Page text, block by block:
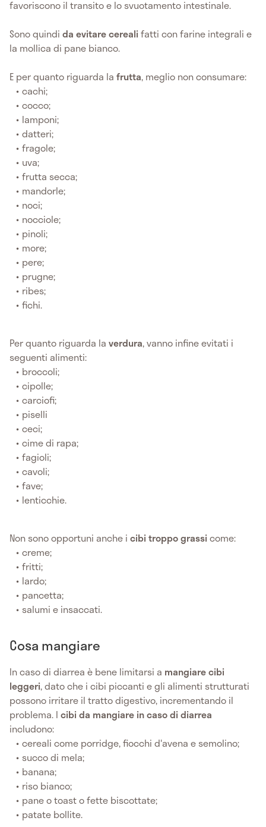
favoriscono il transito e lo svuotamento intestinale.
Sono quindi da evitarecerealifatti con farine integrali e
la mollica di pane bianco.
E per quanto riguarda la frutta, meglio non consumare:
cachi;
cocco;
lamponi;
datteri;
fragole;
uva;
frutta secca;
mandorle;
noci;
nocciole;
pinoli;
more;
pere;
prugne;
ribes;
fichi.
Per quanto riguarda la verdura, vanno infine evitati i
seguenti alimenti:
broccoli;
cipolle;
carciofi;
piselli
ceci;
cime di rapa;
fagioli;
cavoli;
fave;
lenticchie.
Non sono opportuni anche i cibi troppo grassicome:
creme;
fritti;
lardo;
pancetta;
salumi e insaccati.
Cosa mangiare
In caso di diarrea è bene limitarsi a mangiare cibi
leggeri, dato che i cibi piccanti e gli alimenti strutturati
possono irritare il tratto digestivo, incrementando il
problema. I cibi da mangiare in caso di diarrea
includono:
cereali come porridge, fiocchi d'avena e semolino;
succo di mela;
banana;
riso bianco;
pane o toast o fette biscottate;
patate bollite.